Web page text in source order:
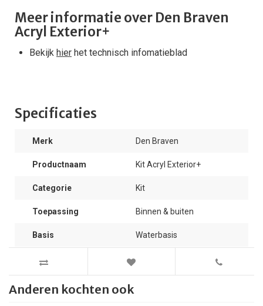
Meer informatie over Den Braven
Acryl Exterior+
Bekijk hier het technisch infomatieblad
Specificaties
Merk Den Braven
Productnaam Kit Acryl Exterior+
Categorie Kit
Toepassing Binnen & buiten
Basis Waterbasis
Anderen kochten ook